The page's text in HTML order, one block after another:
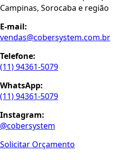
Campinas, Sorocaba e região
E-mail:
vendas@cobersystem.com.br
Telefone:
(11) 94361-5079
WhatsApp:
(11) 94361-5079
Instagram:
@cobersystem
Solicitar Orçamento